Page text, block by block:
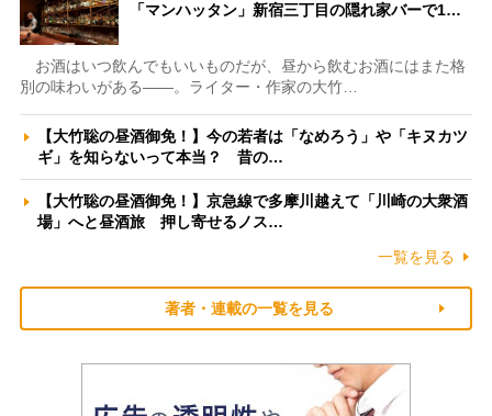
「マンハッタン」新宿三丁目の隠れ家バーで1…
お酒はいつ飲んでもいいものだが、昼から飲むお酒にはまた格
別の味わいがある――。ライター・作家の大竹…
【大竹聡の昼酒御免！】今の若者は「なめろう」や「キヌカツ
ギ」を知らないって本当？ 昔の…
【大竹聡の昼酒御免！】京急線で多摩川越えて「川崎の大衆酒
場」へと昼酒旅 押し寄せるノス…
一覧を見る
著者・連載の一覧を見る